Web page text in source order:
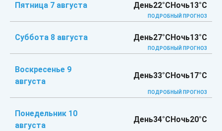
Пятница 7 августа День22°CНочь13°C
ПОДРОБНЫЙ ПРОГНОЗ
Суббота 8 августа День27°CНочь13°C
ПОДРОБНЫЙ ПРОГНОЗ
Воскресенье 9
августа
День33°CНочь17°C
ПОДРОБНЫЙ ПРОГНОЗ
Понедельник 10
августа
День34°CНочь20°C